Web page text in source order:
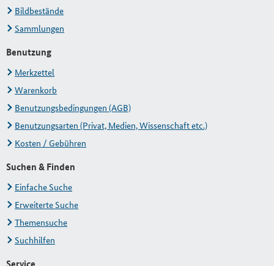
Bildbestände
Sammlungen
Benutzung
Merkzettel
Warenkorb
Benutzungsbedingungen (AGB)
Benutzungsarten (Privat, Medien, Wissenschaft etc.)
Kosten / Gebühren
Suchen & Finden
Einfache Suche
Erweiterte Suche
Themensuche
Suchhilfen